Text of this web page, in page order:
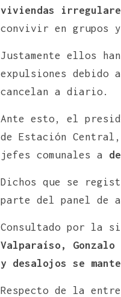
viviendas
convivir en grupos
Justamente ellos
expulsiones debido
cancelan a diario.
Ante esto, el
de Estación
jefes comunales a
Dichos que se
parte del panel de
Consultado por la
Valparaíso, Gonzalo
y desalojos se
Respecto de la